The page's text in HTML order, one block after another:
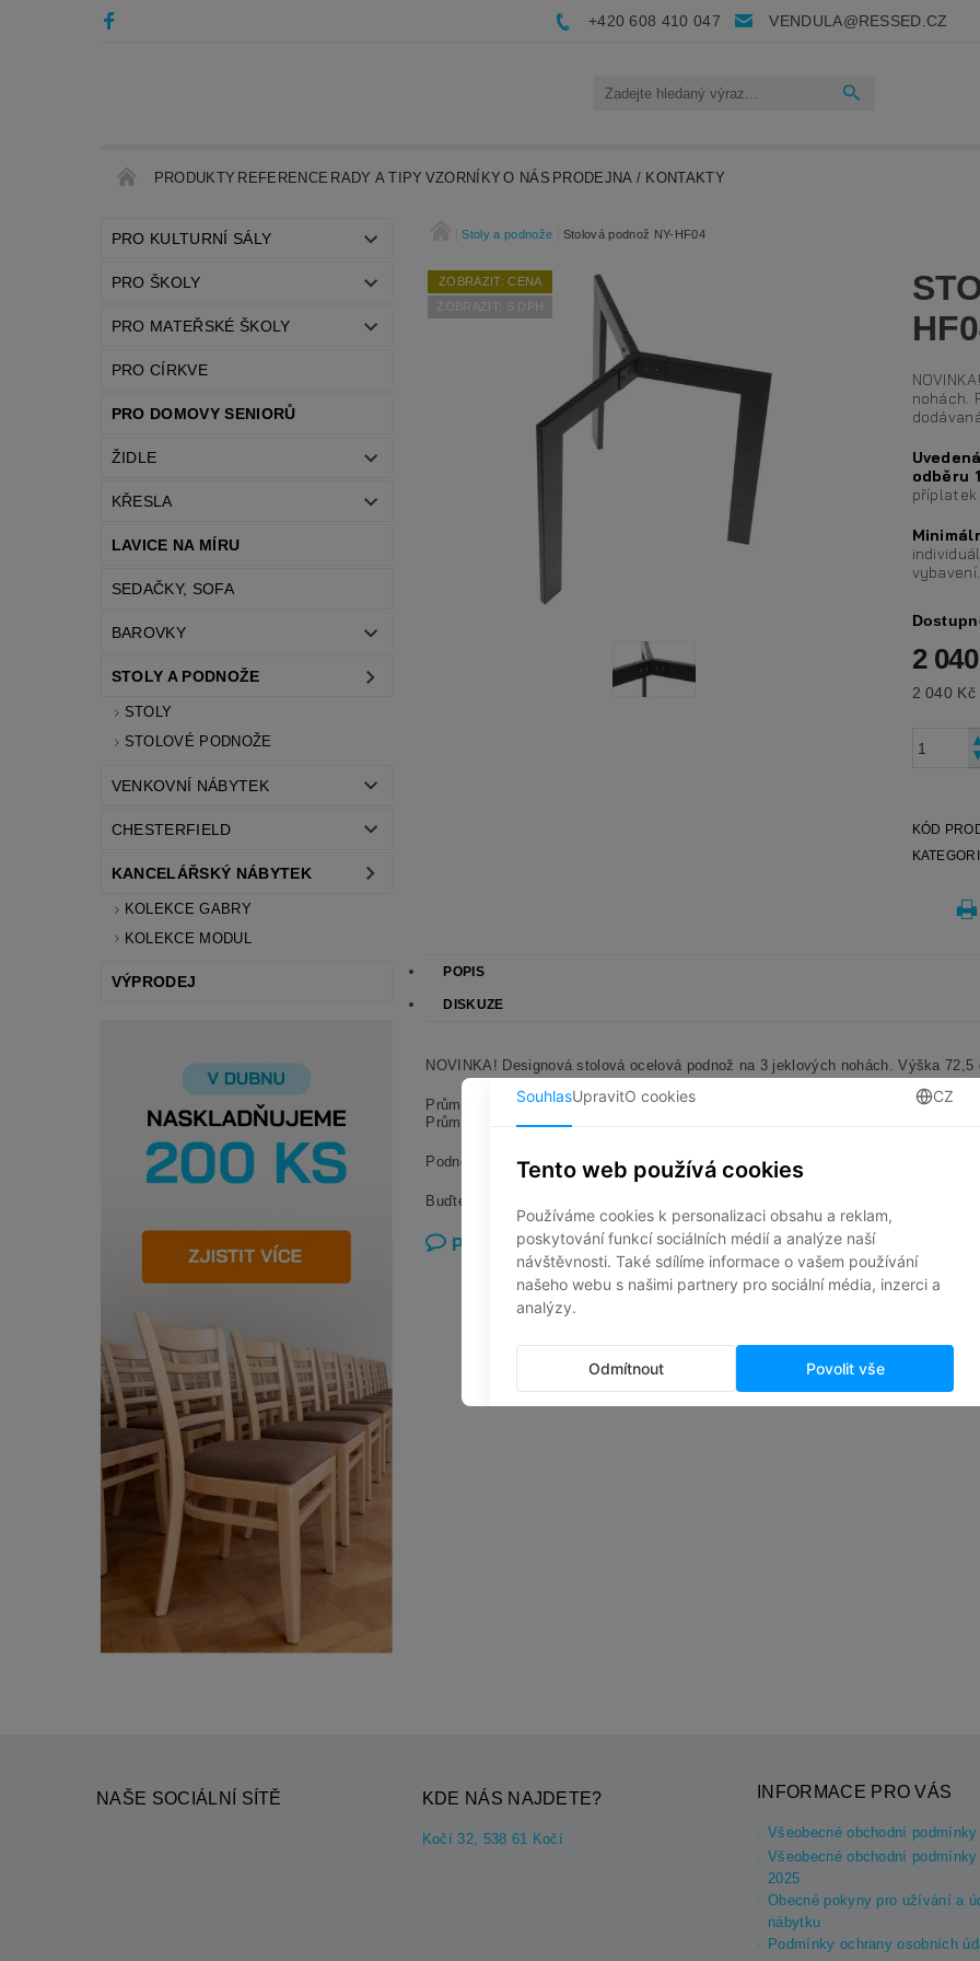
+420 608 410 047 VENDULA@RESSED.CZ
PRODUKTY REFERENCE RADY A TIPY VZORNÍKY O NÁS PRODEJNA / KONTAKTY
PRO KULTURNÍ SÁLY
PRO ŠKOLY
PRO MATEŘSKÉ ŠKOLY
PRO CÍRKVE
PRO DOMOVY SENIORŮ
ŽIDLE
KŘESLA
LAVICE NA MÍRU
SEDAČKY, SOFA
BAROVKY
STOLY A PODNOŽE
STOLY
STOLOVÉ PODNOŽE
VENKOVNÍ NÁBYTEK
CHESTERFIELD
KANCELÁŘSKÝ NÁBYTEK
KOLEKCE GABRY
KOLEKCE MODUL
VÝPRODEJ
Stoly a podnože Stolová podnož NY-HF04
ZOBRAZIT: CENA
ZOBRAZIT: S DPH
nohách.
odběru
příplatek
vybavení.
2
KÓD
POPIS
DISKUZE
NOVINKA! Designová stolová ocelová podnož na 3 jeklových nohách. Výška
Průměr 70 cm - 1980 Kč bez DPH/ks
Průměr 80 cm - 2100 Kč bez DPH/ks
Podnož je dodávaná v demontovaném stavu.
Buďte první, kdo napíše příspěvek k této položce.
Přidat komentář
NAŠE SOCIÁLNÍ SÍTĚ KDE NÁS NAJDETE?
Kočí 32, 538 61 Kočí
INFORMACE PRO VÁS
Všeobecné obchodní podmínky
Všeobecné obchodní
2025
Obecné pokyny pro užívání a
nábytku
Podmínky ochrany osobních